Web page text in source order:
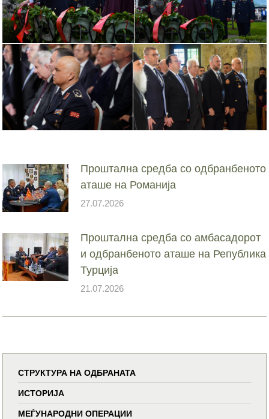
Проштална средба со одбранбеното
аташе на Романија
27.07.2026
Проштална средба со амбасадорот
и одбранбеното аташе на Република
Турција
21.07.2026
СТРУКТУРА НА ОДБРАНАТА
ИСТОРИЈА
МЕЃУНАРОДНИ ОПЕРАЦИИ